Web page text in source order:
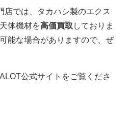
店では、タカハシ製のエクス
体機材を高価買取 しておりま
能な場合がありますので、ぜ
ALOT公式サイト をご覧くださ